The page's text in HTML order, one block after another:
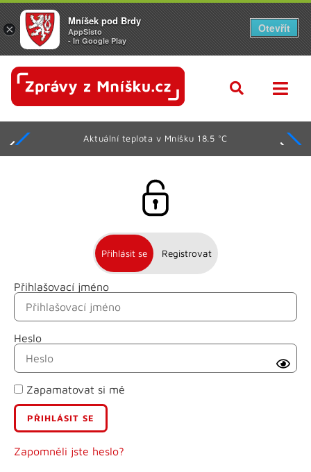
Aktuální teplota v Mníšku 18.5 °C
Přihlásit se Registrovat
Přihlašovací jméno
Heslo
Zapamatovat si mě
Zapomněli jste heslo?
Jméno
Příjmení
E-mail
Uživatelské jméno
×
Mníšek pod Brdy
AppSisto
- In Google Play
Otevřít